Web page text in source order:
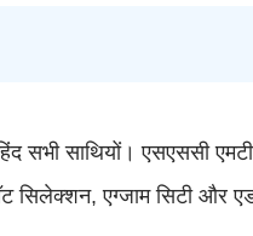
सभी साथियों। एसएससी
एग्जाम सिटी और